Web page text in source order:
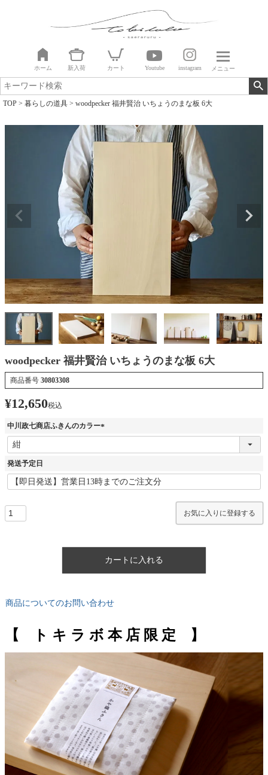
ホーム 新入荷 カート Youtube instagram メニュー
TOP 暮らしの道具 woodpecker 福井賢治 いちょうのまな板 6大
woodpecker 福井賢治 いちょうのまな板 6大
商品番号 30803308
¥12,650税込
中川政七商店ふきんのカラー
(
発送予定日
お気に入りに登録する
カートに入れる
商品についてのお問い合わせ
【 ト キ ラ ボ 本 店 限 定 】